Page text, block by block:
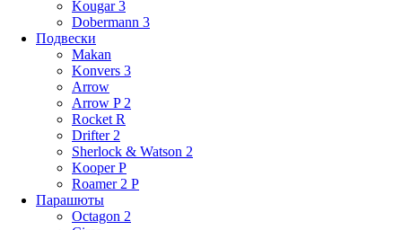
Kougar 3
Dobermann 3
Подвески
Makan
Konvers 3
Arrow
Arrow P 2
Rocket R
Drifter 2
Sherlock & Watson 2
Kooper P
Roamer 2 P
Парашюты
Octagon 2